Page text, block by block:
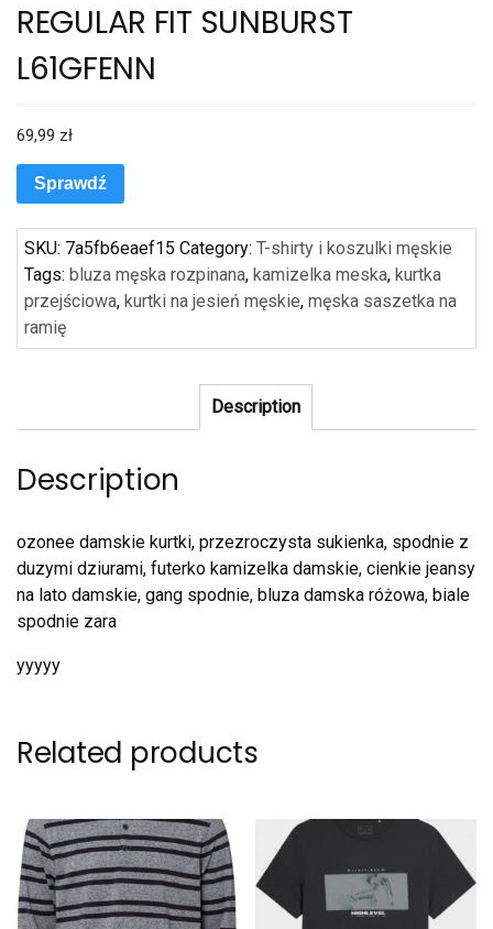
REGULAR FIT SUNBURST
L61GFENN
69,99 zł
Sprawdź
SKU: 7a5fb6eaef15 Category: T-shirty i koszulki męskie
Tags: bluza męska rozpinana, kamizelka meska, kurtka
przejściowa, kurtki na jesień męskie, męska saszetka na
ramię
Description
Description
ozonee damskie kurtki, przezroczysta sukienka, spodnie z
duzymi dziurami, futerko kamizelka damskie, cienkie jeansy
na lato damskie, gang spodnie, bluza damska różowa, biale
spodnie zara
yyyyy
Related products